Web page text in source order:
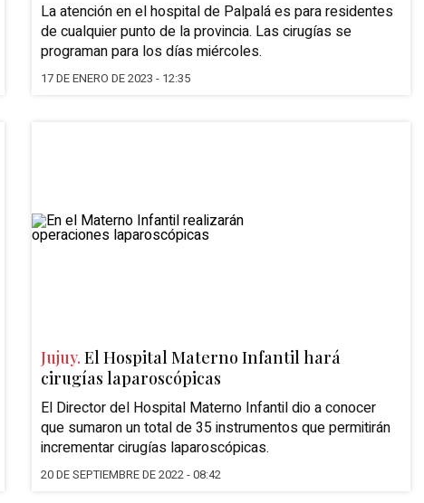
La atención en el hospital de Palpalá es para residentes
de cualquier punto de la provincia. Las cirugías se
programan para los días miércoles.
17 DE ENERO DE 2023 - 12:35
Jujuy. El Hospital Materno Infantil hará
cirugías laparoscópicas
El Director del Hospital Materno Infantil dio a conocer
que sumaron un total de 35 instrumentos que permitirán
incrementar cirugías laparoscópicas.
20 DE SEPTIEMBRE DE 2022 - 08:42